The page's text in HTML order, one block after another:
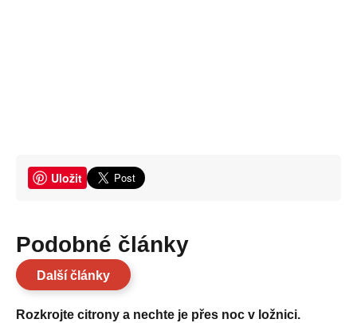
Uložit
Podobné články
Další články
Rozkrojte citrony a nechte je přes noc v ložnici.